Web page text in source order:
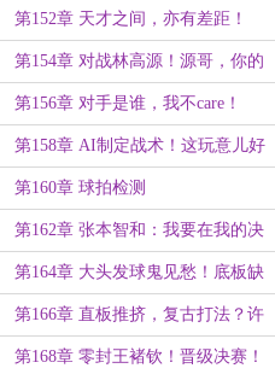
真特么能练技术啊！
第152章 天才之间，亦有差距！
第154章 对战林高源！源哥，你的
将军拔剑真好用！
第156章 对手是谁，我不care！
第158章 AI制定战术！这玩意儿好
像有点东西！
第160章 球拍检测
第162章 张本智和：我要在我的决
赛主场，击败陈金这个大魔王！
第164章 大头发球鬼见愁！底板缺
陷，初见端倪！
第166章 直板推挤，复古打法？许
炘：陈金这手感，比我还秀！
第168章 零封王褚钦！晋级决赛！